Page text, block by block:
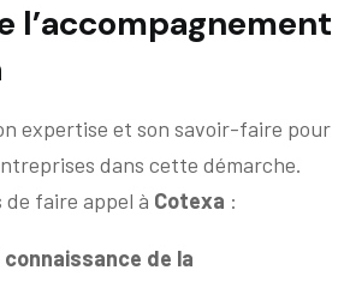
l’accompagnement
expertise et son savoir-faire pour
dans cette démarche.
de faire appel à Cotexa :
de la